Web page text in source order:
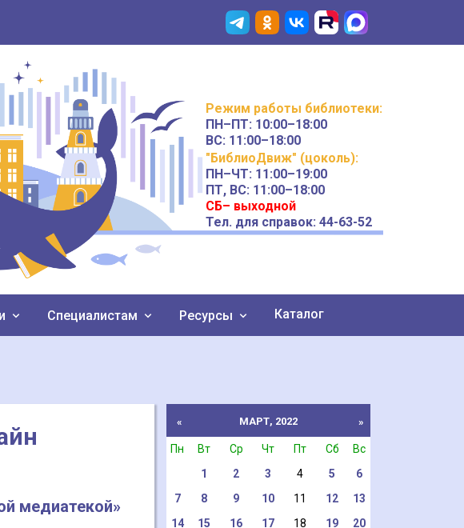
Режим работы библиотеки:
ПН–ПТ: 10:00–18:00
ВС: 11:00–18:00
"БиблиоДвиж" (цоколь):
ПН–ЧТ: 11:00–19:00
ПТ, ВС: 11:00–18:00
СБ– выходной
Тел. для справок: 44-63-52
Специалистам Ресурсы Каталог
медиатекой»
« МАРТ, 2022 »
Пн Вт Ср Чт Пт Сб
Вс
1
2 3 4 5
6
7
8 9 10 11 12
13
14
15 16 17 18 19
20